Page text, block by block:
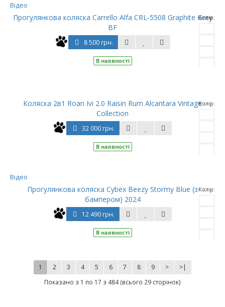
Колір:
Відео
Прогулянкова коляска Carrello Alfa CRL-5508 Graphite Grey
BF
8 500 грн.
В наявності
Колір:
Коляска 2в1 Roan Ivi 2.0 Raisin Rum Alcantara Vintage
Collection
32 000 грн.
В наявності
Колір:
Відео
Прогулянкова коляска Cybex Beezy Stormy Blue (з
бампером) 2024
12 490 грн.
В наявності
1 2 3 4 5 6 7 8 9 > >|
Показано з 1 по 17 з 484 (всього 29 сторінок)